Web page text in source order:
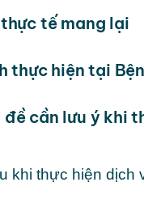
tế mang lại
thực hiện tại
cần lưu ý khi
khi thực hiện dịch